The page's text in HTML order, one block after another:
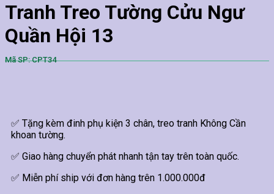
Tranh Treo Tường Cửu Ngư
Quần Hội 13
Mã SP: CPT34
✅ Tặng kèm đinh phụ kiện 3 chân, treo tranh Không Cần
khoan tường.
✅ Giao hàng chuyển phát nhanh tận tay trên toàn quốc.
✅ Miễn phí ship với đơn hàng trên 1.000.000đ